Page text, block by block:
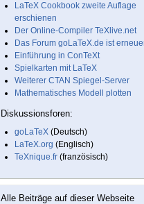
LaTeX Cookbook zweite Auflage
erschienen
Der Online-Compiler TeXlive.net
Das Forum goLaTeX.de ist
Einführung in ConTeXt
Spielkarten mit LaTeX
Weiterer CTAN Spiegel-Server
Mathematisches Modell plotten
Diskussionsforen:
goLaTeX (Deutsch)
LaTeX.org (Englisch)
TeXnique.fr (französisch)
Alle Beiträge auf dieser Webseite